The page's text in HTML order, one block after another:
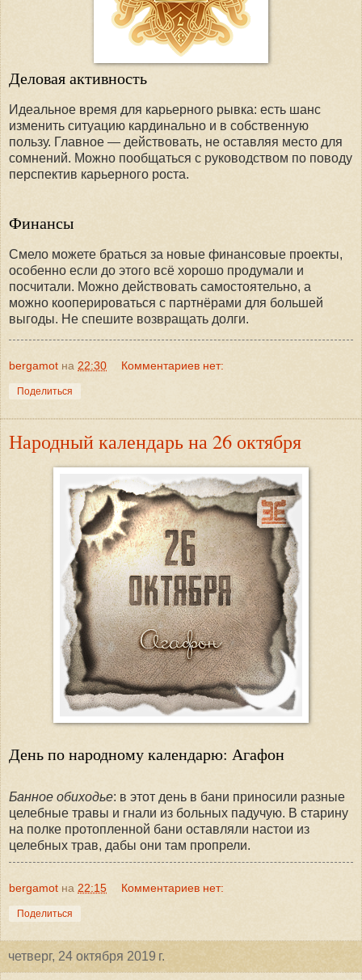
Деловая активность
Идеальное время для карьерного рывка: есть шанс
изменить ситуацию кардинально и в собственную
пользу. Главное — действовать, не оставляя место для
сомнений. Можно пообщаться с руководством по поводу
перспектив карьерного роста.
Финансы
Смело можете браться за новые финансовые проекты,
особенно если до этого всё хорошо продумали и
посчитали. Можно действовать самостоятельно, а
можно кооперироваться с партнёрами для большей
выгоды. Не спешите возвращать долги.
bergamot на 22:30 Комментариев нет:
Поделиться
Народный календарь на 26 октября
День по народному календарю: Агафон
Банное обиходье: в этот день в бани приносили разные
целебные травы и гнали из больных падучую. В старину
на полке протопленной бани оставляли настои из
целебных трав, дабы они там пропрели.
bergamot на 22:15 Комментариев нет:
Поделиться
четверг, 24 октября 2019 г.